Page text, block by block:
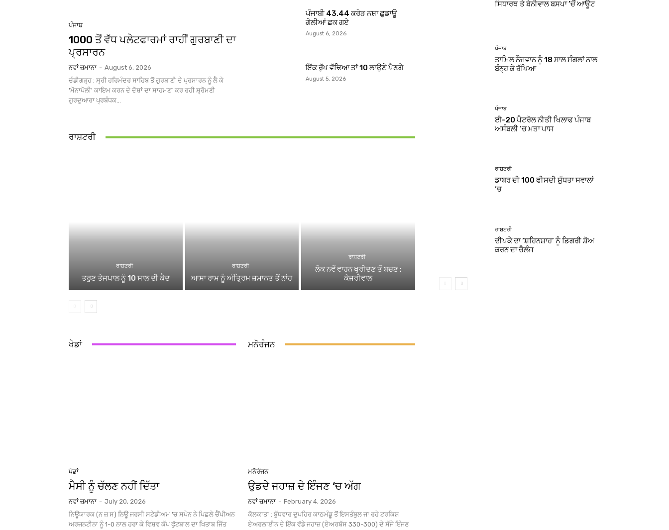
ਪੰਜਾਬ
1000 ਤੋਂ ਵੱਧ ਪਲੇਟਫਾਰਮਾਂ ਰਾਹੀਂ ਗੁਰਬਾਣੀ ਦਾ
ਪ੍ਰਸਾਰਨ
ਨਵਾਂ ਜ਼ਮਾਨਾ - August 6, 2026
ਚੰਡੀਗੜ੍ਹ : ਸ੍ਰੀ ਹਰਿਮੰਦਰ ਸਾਹਿਬ ਤੋਂ ਗੁਰਬਾਣੀ ਦੇ ਪ੍ਰਸਾਰਨ ਨੂੰ ਲੈ ਕੇ
'ਮੋਨਾਪੋਲੀ' ਕਾਇਮ ਕਰਨ ਦੇ ਦੋਸ਼ਾਂ ਦਾ ਸਾਹਮਣਾ ਕਰ ਰਹੀ ਸ਼੍ਰੋਮਣੀ
ਗੁਰਦੁਆਰਾ ਪ੍ਰਬੰਧਕ...
ਪੰਜਾਬੀ 43.44 ਕਰੋੜ ਨਸ਼ਾ ਛੁਡਾਊ
ਗੋਲੀਆਂ ਛਕ ਗਏ
August 6, 2026
ਇੱਕ ਰੁੱਖ ਵੱਢਿਆ ਤਾਂ 10 ਲਾਉਣੇ ਪੈਣਗੇ
August 5, 2026
ਰਾਸ਼ਟਰੀ
ਰਾਸ਼ਟਰੀ
ਤਰੁਣ ਤੇਜਪਾਲ ਨੂੰ 10 ਸਾਲ ਦੀ ਕੈਦ
ਰਾਸ਼ਟਰੀ
ਆਸਾ ਰਾਮ ਨੂੰ ਅੰਤ੍ਰਿਮ ਜ਼ਮਾਨਤ ਤੋਂ ਨਾਂਹ
ਰਾਸ਼ਟਰੀ
ਲੋਕ ਨਵੇਂ ਵਾਹਨ ਖ੍ਰੀਦਣ ਤੋਂ ਬਚਣ :
ਕੇਜਰੀਵਾਲ
ਖੇਡਾਂ
ਖੇਡਾਂ
ਮੈਸੀ ਨੂੰ ਚੱਲਣ ਨਹੀਂ ਦਿੱਤਾ
ਨਵਾਂ ਜ਼ਮਾਨਾ - July 20, 2026
ਨਿਊਯਾਰਕ (ਨ ਜ਼ ਸ) ਨਿਊ ਜਰਸੀ ਸਟੇਡੀਅਮ 'ਚ ਸਪੇਨ ਨੇ ਪਿਛਲੇ ਚੈਂਪੀਅਨ
ਅਰਜਨਟੀਨਾ ਨੂੰ 1-0 ਨਾਲ ਹਰਾ ਕੇ ਵਿਸ਼ਵ ਕੱਪ ਫੁੱਟਬਾਲ ਦਾ ਖਿਤਾਬ ਜਿੱਤ
ਮਨੋਰੰਜਨ
ਮਨੋਰੰਜਨ
ਉਡਦੇ ਜਹਾਜ਼ ਦੇ ਇੰਜਣ ‘ਚ ਅੱਗ
ਨਵਾਂ ਜ਼ਮਾਨਾ - February 4, 2026
ਕੋਲਕਾਤਾ : ਬੁੱਧਵਾਰ ਦੁਪਹਿਰ ਕਾਠਮੰਡੂ ਤੋਂ ਇਸਤੰਬੁਲ ਜਾ ਰਹੇ ਟਰਕਿਸ਼
ਏਅਰਲਾਈਨ ਦੇ ਇੱਕ ਵੱਡੇ ਜਹਾਜ਼ (ਏਅਰਬੱਸ 330-300) ਦੇ ਸੱਜੇ ਇੰਜਣ
ਸਿਧਾਰਥ ਤੇ ਬੇਨੀਵਾਲ ਬਸਪਾ ‘ਚੋਂ ਆਊਟ
ਪੰਜਾਬ
ਤਾਮਿਲ ਨੌਜਵਾਨ ਨੂੰ 18 ਸਾਲ ਸੰਗਲਾਂ ਨਾਲ
ਬੰਨ੍ਹ ਕੇ ਰੱਖਿਆ
ਪੰਜਾਬ
ਈ-20 ਪੈਟਰੋਲ ਨੀਤੀ ਖਿਲਾਫ ਪੰਜਾਬ
ਅਸੰਬਲੀ ‘ਚ ਮਤਾ ਪਾਸ
ਰਾਸ਼ਟਰੀ
ਡਾਬਰ ਦੀ 100 ਫੀਸਦੀ ਸ਼ੁੱਧਤਾ ਸਵਾਲਾਂ
‘ਚ
ਰਾਸ਼ਟਰੀ
ਦੀਪਕੇ ਦਾ ‘ਸ਼ਹਿਨਸ਼ਾਹ’ ਨੂੰ ਡਿਗਰੀ ਸ਼ੋਅ
ਕਰਨ ਦਾ ਚੈਲੰਜ